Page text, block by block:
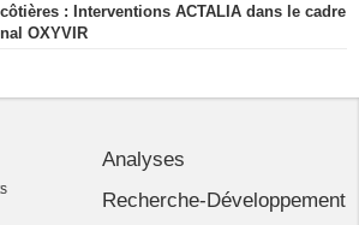
: Interventions ACTALIA dans le cadre
OXYVIR
Analyses
Recherche-Développement